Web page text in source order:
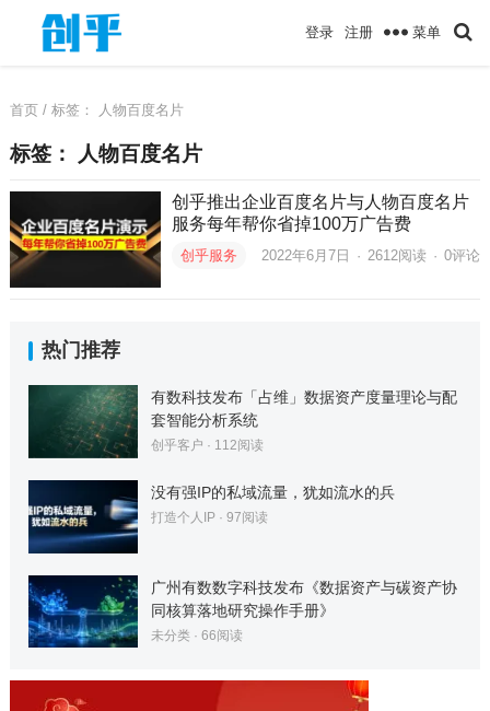
登录 注册 菜单
首页/ 标签： 人物百度名片
标签： 人物百度名片
创乎推出企业百度名片与人物百度名片
服务每年帮你省掉100万广告费
创乎服务 2022年6月7日 · 2612阅读 · 0评论
热门推荐
有数科技发布「占维」数据资产度量理论与配
套智能分析系统
创乎客户 · 112阅读
没有强IP的私域流量，犹如流水的兵
打造个人IP· 97阅读
广州有数数字科技发布《数据资产与碳资产协
同核算落地研究操作手册》
未分类· 66阅读